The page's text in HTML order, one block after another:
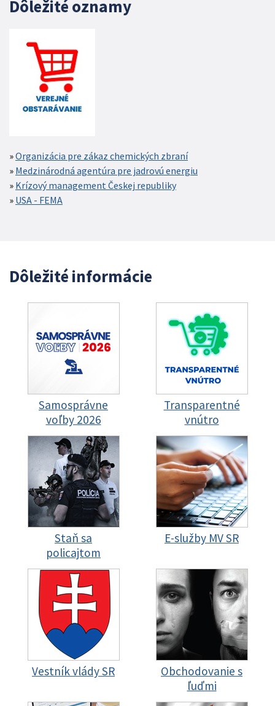
Dôležité oznamy
Organizácia pre zákaz chemických zbraní
Medzinárodná agentúra pre jadrovú energiu
Krízový management Českej republiky
USA - FEMA
Dôležité informácie
Samosprávne
voľby 2026
Transparentné
vnútro
Staň sa
policajtom
E-služby MV SR
Vestník vlády SR
Obchodovanie s
ľuďmi